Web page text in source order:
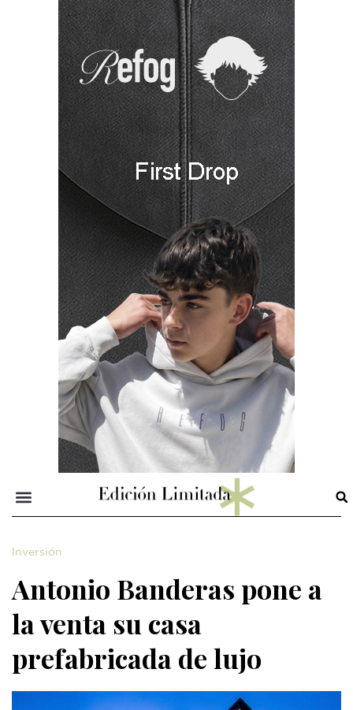
Inversión
Antonio Banderas pone a
la venta su casa
prefabricada de lujo